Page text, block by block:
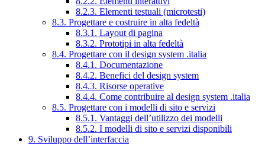
8.2.3. Elementi testuali (microtesti)
8.3. Progettare e costruire in alta fedeltà
8.3.1. Layout di pagina
8.3.2. Prototipi in alta fedeltà
8.4. Progettare con il design system .italia
8.4.1. Documentazione
8.4.2. Benefici del design system
8.4.3. Risorse operative
8.4.4. Come contribuire al design system .italia
8.5. Progettare con i modelli di sito e servizi
8.5.1. Vantaggi dell’utilizzo dei modelli
8.5.2. I modelli di sito e servizi disponibili
9. Sviluppo dell’interfaccia